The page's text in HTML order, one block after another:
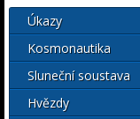
Úkazy
Kosmonautika
Sluneční soustava
Hvězdy